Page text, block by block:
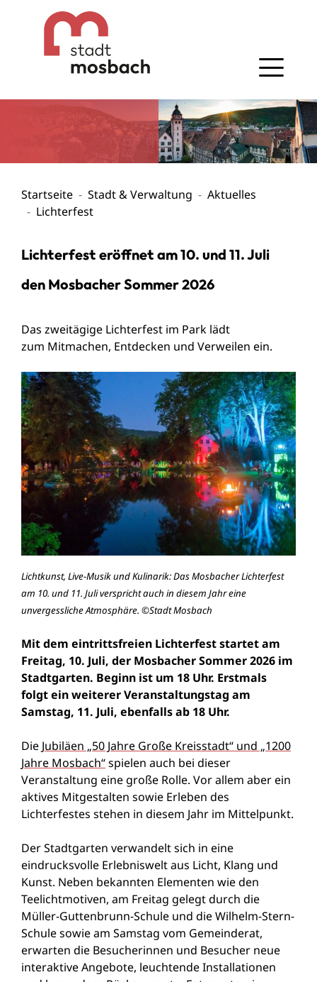
Gehe zum Navigationsbereich
Gehe zum Inhalt
Startseite Stadt & Verwaltung
Aktuelles
Lichterfest
Lichterfest eröffnet am 10. und 11. Juli
den Mosbacher Sommer 2026
Das zweitägige Lichterfest im Park lädt
zum Mitmachen, Entdecken und Verweilen ein.
Lichtkunst, Live-Musik und Kulinarik: Das Mosbacher Lichterfest
am 10. und 11. Juli verspricht auch in diesem Jahr eine
unvergessliche Atmosphäre. ©Stadt Mosbach
Mit dem eintrittsfreien Lichterfest startet am
Freitag, 10. Juli, der Mosbacher Sommer 2026 im
Stadtgarten. Beginn ist um 18 Uhr. Erstmals
folgt ein weiterer Veranstaltungstag am
Samstag, 11. Juli, ebenfalls ab 18 Uhr.
Die Jubiläen „50 Jahre Große Kreisstadt“ und „1200
Jahre Mosbach“spielen auch bei dieser
Veranstaltung eine große Rolle. Vor allem aber ein
aktives Mitgestalten sowie Erleben des
Lichterfestes stehen in diesem Jahr im Mittelpunkt.
Der Stadtgarten verwandelt sich in eine
eindrucksvolle Erlebniswelt aus Licht, Klang und
Kunst. Neben bekannten Elementen wie den
Teelichtmotiven, am Freitag gelegt durch die
Müller-Guttenbrunn-Schule und die Wilhelm-Stern-
Schule sowie am Samstag vom Gemeinderat,
erwarten die Besucherinnen und Besucher neue
interaktive Angebote, leuchtende Installationen